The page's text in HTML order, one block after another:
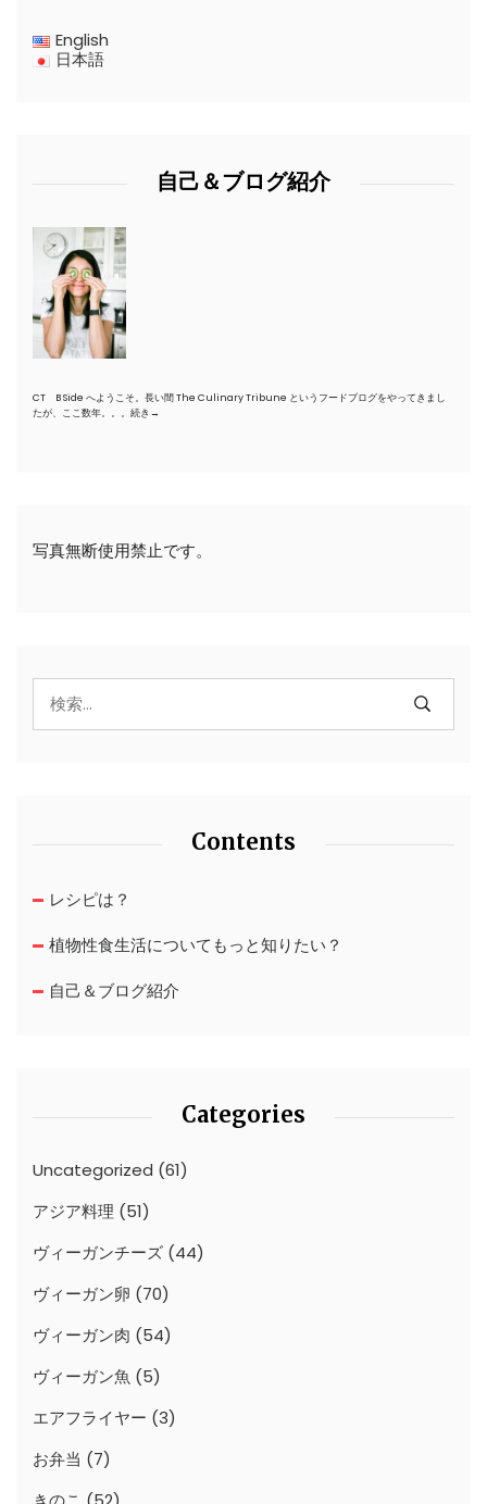
English
日本語
自己＆ブログ紹介
CT B Side へようこそ。長い間 The Culinary Tribune というフードブログをやってきまし
たが、ここ数年。。。 続き→
写真無断使用禁止です。
Contents
レシピは？
植物性食生活についてもっと知りたい？
自己＆ブログ紹介
Categories
Uncategorized (61)
アジア料理 (51)
ヴィーガンチーズ (44)
ヴィーガン卵 (70)
ヴィーガン肉 (54)
ヴィーガン魚 (5)
エアフライヤー (3)
お弁当 (7)